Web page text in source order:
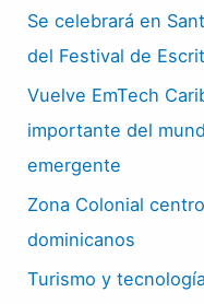
Se celebrará en
del Festival de
Vuelve EmTech
importante del
emergente
Zona Colonial
dominicanos
Turismo y